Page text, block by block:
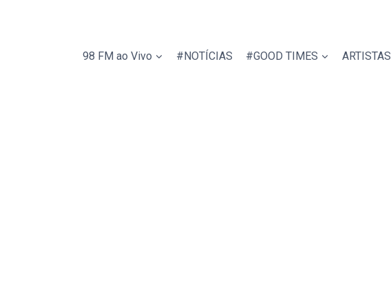
98 FM ao Vivo #NOTÍCIAS #GOOD TIMES ARTISTAS